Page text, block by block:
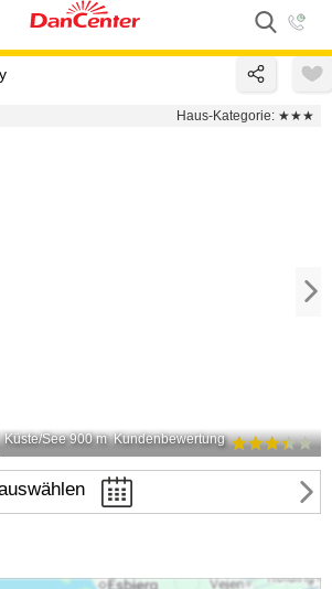
Haus-Kategorie: ★★★
Küste/See 900 m Kundenbewertung